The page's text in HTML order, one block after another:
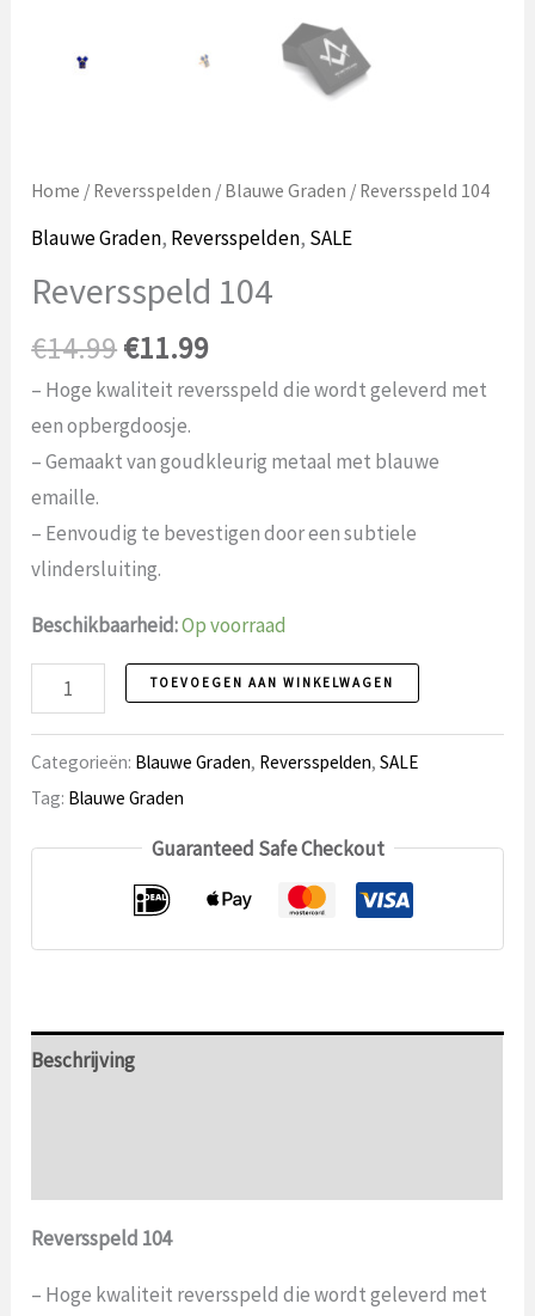
Home / Reversspelden / Blauwe Graden / Reversspeld 104
Blauwe Graden, Reversspelden, SALE
Reversspeld 104
€14.99Oorspronkelijke
prijs
was:
€14.99.
€11.99Huidige
prijs
€11.99.
– Hoge kwaliteit reversspeld die wordt geleverd met
een opbergdoosje.
– Gemaakt van goudkleurig metaal met blauwe
emaille.
– Eenvoudig te bevestigen door een subtiele
vlindersluiting.
Beschikbaarheid:Op voorraad
Reversspeld
104
aantal
TOEVOEGEN AAN WINKELWAGEN
Categorieën: Blauwe Graden, Reversspelden,SALE
Tag: Blauwe Graden
Guaranteed Safe Checkout
Beschrijving
Reversspeld 104
– Hoge kwaliteit reversspeld die wordt geleverd met